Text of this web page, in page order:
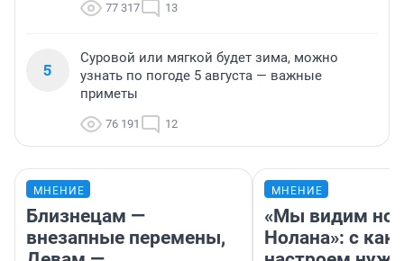
77 317 13
5
Суровой или мягкой будет зима, можно
узнать по погоде 5 августа — важные
приметы
76 191 12
МНЕНИЕ
Близнецам —
внезапные перемены,
МНЕНИЕ
«Мы видим
Нолана»: с